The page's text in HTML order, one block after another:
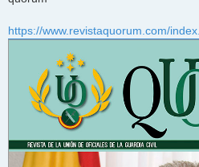
https://www.revistaquorum.com/